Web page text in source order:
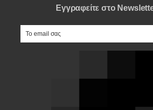
Εγγραφείτε στο
e-mail